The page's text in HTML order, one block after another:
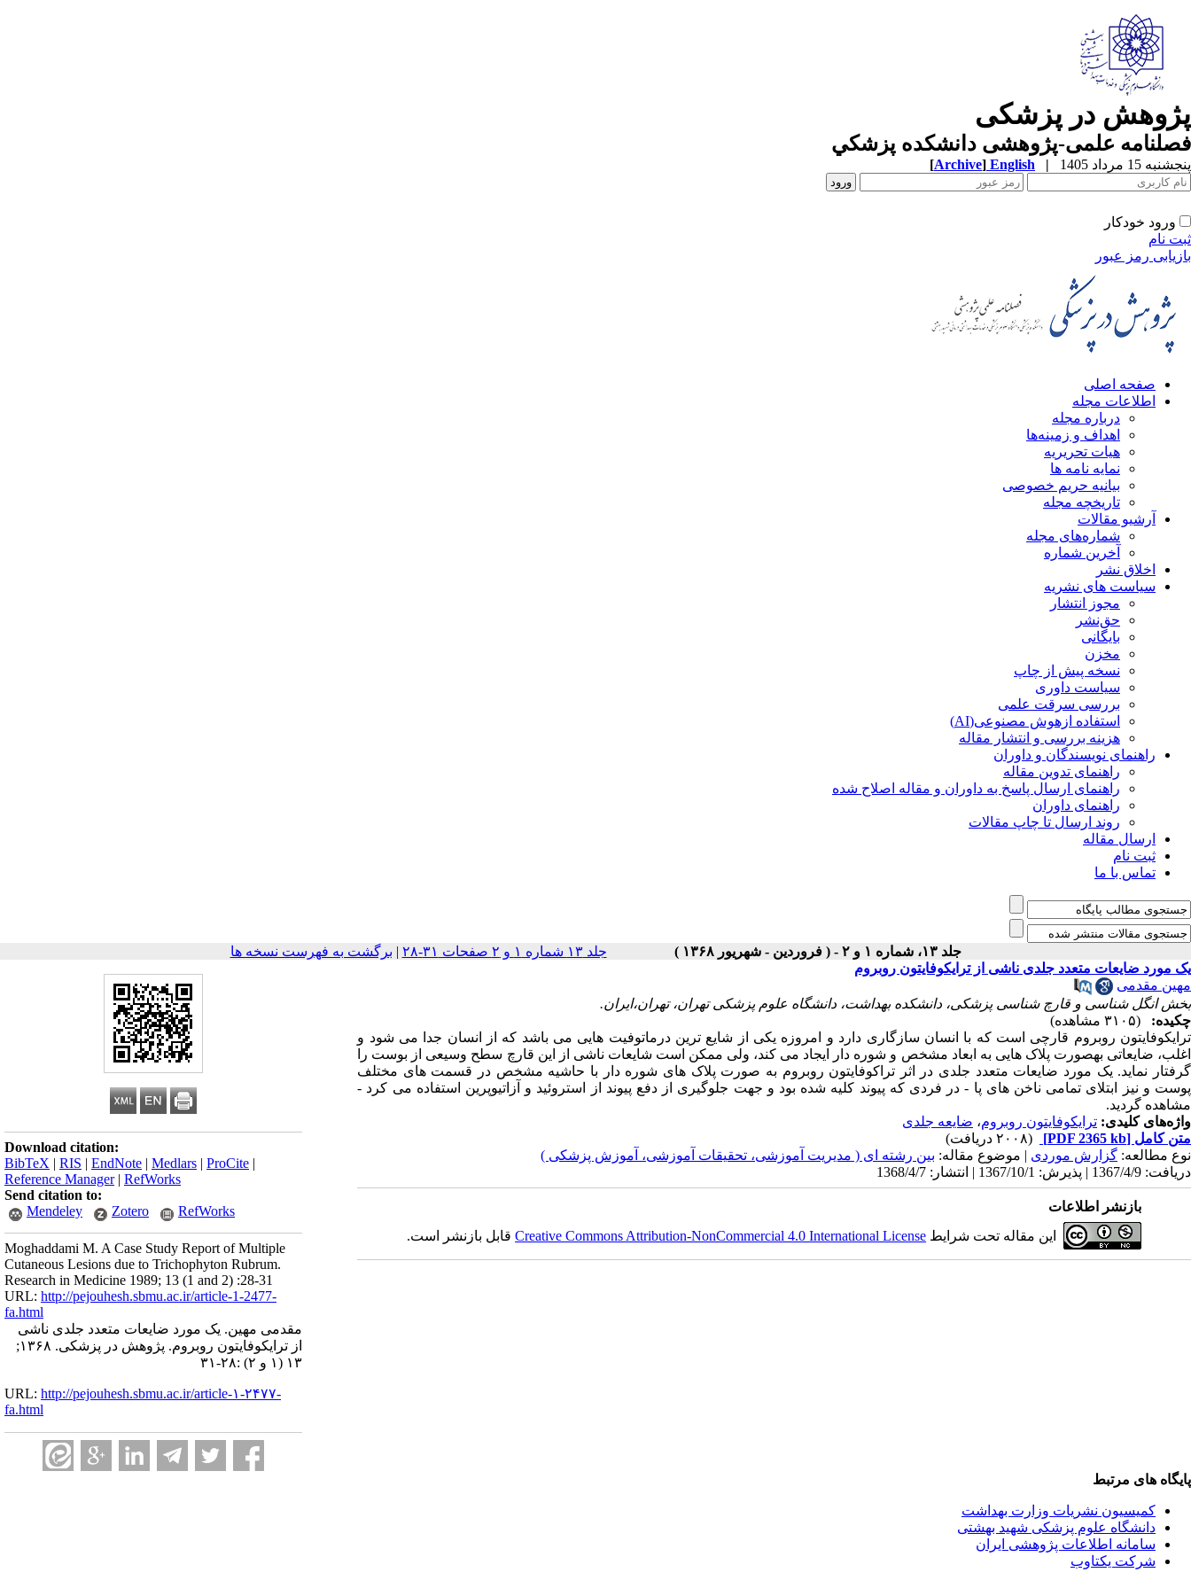
پژوهش در پزشکی
فصلنامه علمی-پژوهشی دانشکده پزشکي
پنجشنبه 15 مرداد 1405 |
English
[Archive]
ورود خودکار
ثبت نام
بازیابی رمز عبور
صفحه اصلی
اطلاعات مجله
درباره مجله
اهداف و زمینه‌ها
هیات تحریریه
نمایه نامه ها
بیانیه حریم خصوصی
تاریخچه مجله
آرشیو مقالات
شماره‌های مجله
آخرین شماره
اخلاق نشر
سیاست های نشریه
مجوز انتشار
حق‌نشر
بایگانی
مخزن
نسخه پیش از چاپ
سیاست داوری
بررسی سرقت علمی
استفاده ازهوش مصنوعی(AI)
هزینه بررسی و انتشار مقاله
راهنمای نویسندگان و داوران
راهنمای تدوین مقاله
راهنمای ارسال پاسخ به داوران و مقاله اصلاح شده
راهنمای داوران
روند ارسال تا چاپ مقالات
ارسال مقاله
ثبت نام
تماس با ما
جلد ۱۳، شماره ۱ و ۲ - ( فروردین - شهریور ۱۳۶۸ ) جلد ۱۳ شماره ۱ و ۲ صفحات ۳۱-۲۸ | برگشت به فهرست نسخه ها
Download citation:
BibTeX | RIS | EndNote | Medlars | ProCite |
Reference Manager| RefWorks
Send citation to:
Mendeley
Zotero RefWorks
Moghaddami M. A Case Study Report of Multiple
Cutaneous Lesions due to Trichophyton Rubrum.
Research in Medicine 1989; 13 (1 and 2) :28-31
URL: http://pejouhesh.sbmu.ac.ir/article-1-2477-
fa.html
مقدمی مهین. یک مورد ضایعات متعدد جلدی ناشی
از ترایکوفایتون روبروم. پژوهش در پزشکی. ۱۳۶۸;
۱۳ (۱ و ۲) :۲۸-۳۱
URL: http://pejouhesh.sbmu.ac.ir/article-۱-۲۴۷۷-
fa.html
یک مورد ضایعات متعدد جلدی ناشی از ترایکوفایتون روبروم
مهین مقدمی
بخش انگل شناسی و قارچ شناسی پزشکی، دانشکده بهداشت، دانشگاه علوم پزشکی تهران، تهران،ایران.
چکیده:
(۳۱۰۵ مشاهده)
ترایکوفایتون روبروم قارچی است که با انسان سازگاری دارد و امروزه یکی از شایع­ ترین درماتوفیت ­هایی می ­باشد که از انسان جدا می ­شود و
اغلب، ضایعاتی به­صورت پلاک­ هایی به ابعاد مشخص و شوره ­دار ایجاد می­ کند، ولی ممکن است شایعات ناشی از این قارچ سطح وسیعی از بوست را
گرفتار نماید. یک مورد ضایعات متعدد جلدی در اثر تراکوفایتون روبروم به صورت پلاک­ های شوره ­دار با حاشیه مشخص در قسمت­ های مختلف
پوست و نیز ابتلای تمامی ناخن ­های پا - در فردی که پیوند کلیه شده بود و جهت جلوگیری از دفع پیوند از استروئید و آزاتیوپرین استفاده می ­کرد -
مشاهده گردید.
واژه‌های کلیدی: ترایکوفایتون روبروم، ضایعه جلدی
متن کامل [PDF 2365 kb]
(۲۰۰۸ دریافت)
نوع مطالعه: گزارش موردی | موضوع مقاله: بین رشته ای ( مدیریت آموزشی، تحقیقات آموزشی، آموزش پزشکی )
دریافت: 1367/4/9 | پذیرش: 1367/10/1 | انتشار: 1368/4/7
بازنشر اطلاعات
این مقاله تحت شرایط Creative Commons Attribution-NonCommercial 4.0 International Licenseقابل بازنشر است.
پایگاه های مرتبط
کمیسیون نشریات وزارت بهداشت
دانشگاه علوم پزشکی شهید بهشتی
سامانه اطلاعات پژوهشی ایران
شرکت یکتاوب